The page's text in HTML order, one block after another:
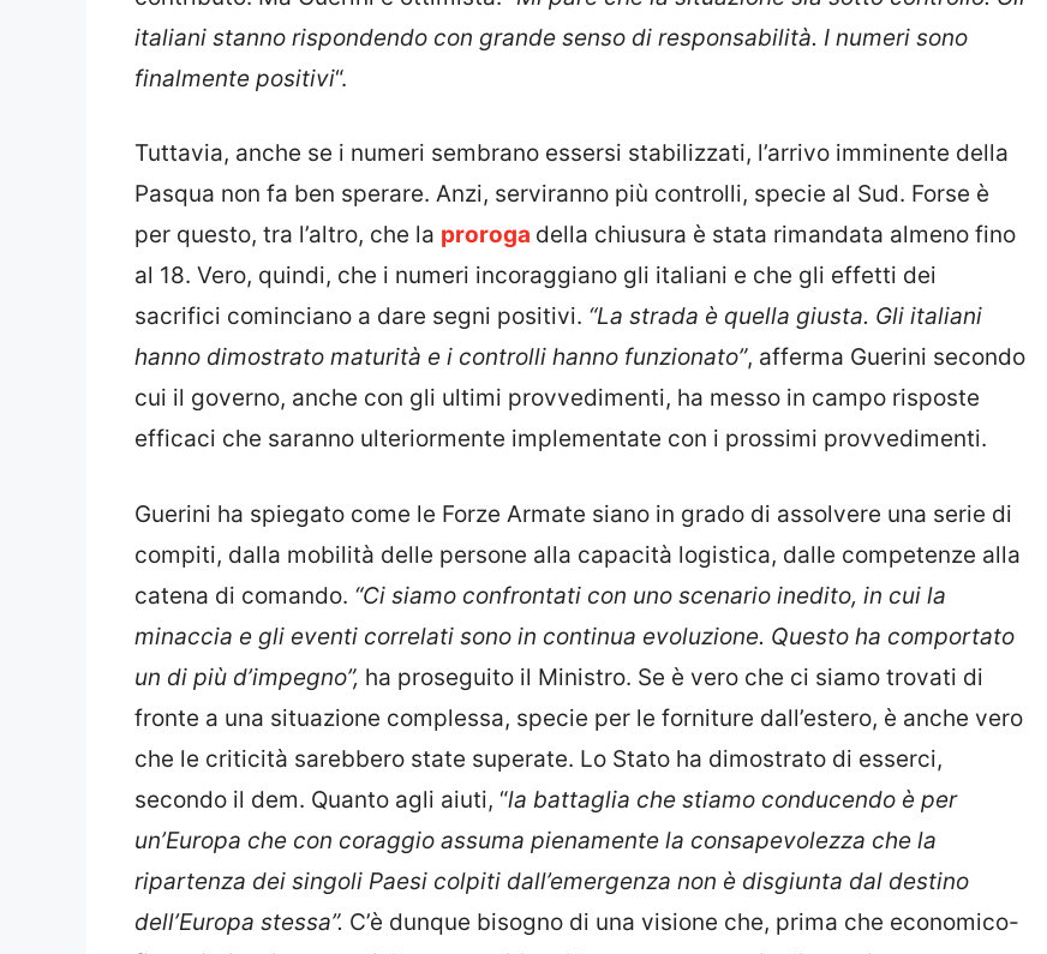
italiani stanno rispondendo con grande senso di responsabilità. I numeri sono
finalmente positivi“.
Tuttavia, anche se i numeri sembrano essersi stabilizzati, l’arrivo imminente della
Pasqua non fa ben sperare. Anzi, serviranno più controlli, specie al Sud. Forse è
per questo, tra l’altro, che la proroga della chiusura è stata rimandata almeno fino
al 18. Vero, quindi, che i numeri incoraggiano gli italiani e che gli effetti dei
sacrifici cominciano a dare segni positivi. “La strada è quella giusta. Gli italiani
hanno dimostrato maturità e i controlli hanno funzionato”, afferma Guerini secondo
cui il governo, anche con gli ultimi provvedimenti, ha messo in campo risposte
efficaci che saranno ulteriormente implementate con i prossimi provvedimenti.
Guerini ha spiegato come le Forze Armate siano in grado di assolvere una serie di
compiti, dalla mobilità delle persone alla capacità logistica, dalle competenze alla
catena di comando. “Ci siamo confrontati con uno scenario inedito, in cui la
minaccia e gli eventi correlati sono in continua evoluzione. Questo ha comportato
un di più d’impegno”, ha proseguito il Ministro. Se è vero che ci siamo trovati di
fronte a una situazione complessa, specie per le forniture dall’estero, è anche vero
che le criticità sarebbero state superate. Lo Stato ha dimostrato di esserci,
secondo il dem. Quanto agli aiuti, “la battaglia che stiamo conducendo è per
un’Europa che con coraggio assuma pienamente la consapevolezza che la
ripartenza dei singoli Paesi colpiti dall’emergenza non è disgiunta dal destino
dell’Europa stessa”. C’è dunque bisogno di una visione che, prima che economico-